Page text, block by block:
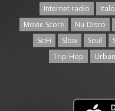
Internet radio
Movie Score
Nu-Disco
SciFi
Slow Soul
Trip-Hop
Urban